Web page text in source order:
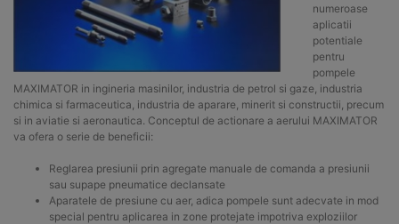
numeroase
aplicatii
potentiale
pentru
pompele
MAXIMATOR in ingineria masinilor, industria de petrol si gaze, industria
chimica si farmaceutica, industria de aparare, minerit si constructii, precum
si in aviatie si aeronautica. Conceptul de actionare a aerului MAXIMATOR
va ofera o serie de beneficii:
Reglarea presiunii prin agregate manuale de comanda a presiunii
sau supape pneumatice declansate
Aparatele de presiune cu aer, adica pompele sunt adecvate in mod
special pentru aplicarea in zone protejate impotriva exploziilor